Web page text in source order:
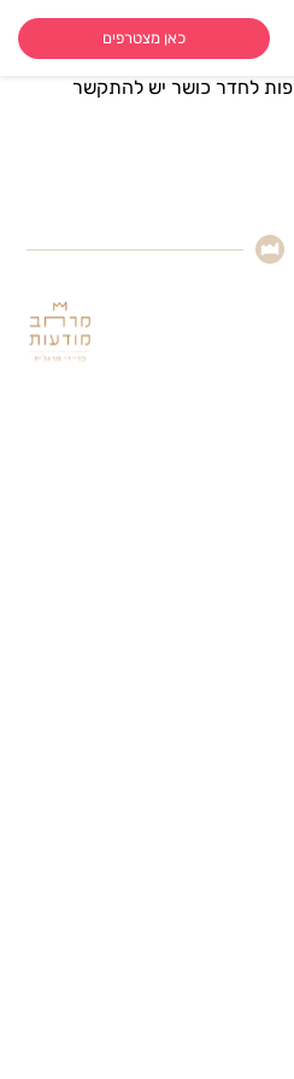
כאן מצטרפים
לחדר כושר יש להתקשר